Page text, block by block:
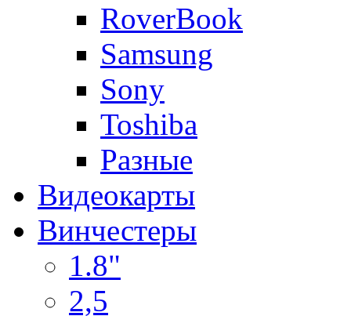
RoverBook
Samsung
Sony
Toshiba
Разные
Видеокарты
Винчестеры
1.8"
2,5